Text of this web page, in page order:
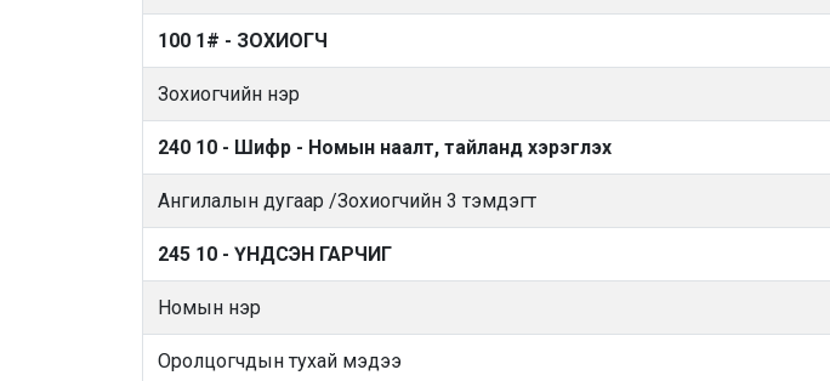
100 1# - ЗОХИОГЧ
Зохиогчийн нэр
240 10 - Шифр - Номын наалт, тайланд хэрэглэх
Ангилалын дугаар /Зохиогчийн 3 тэмдэгт
245 10 - ҮНДСЭН ГАРЧИГ
Номын нэр
Оролцогчдын тухай мэдээ